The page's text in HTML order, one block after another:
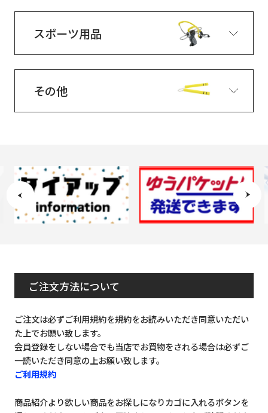
スポーツ用品
その他
ご注文方法について
ご注文は必ずご利用規約を規約をお読みいただき同意いただい
た上でお願い致します。
会員登録をしない場合でも当店でお買物をされる場合は必ずご
一読いただき同意の上お願い致します。
ご利用規約
商品紹介より欲しい商品をお探しになりカゴに入れるボタンを